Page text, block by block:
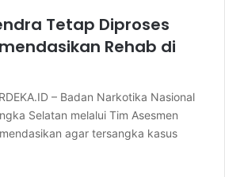
Tetap Diproses
Rehab di
– Badan Narkotika Nasional
Selatan melalui Tim Asesmen
agar tersangka kasus